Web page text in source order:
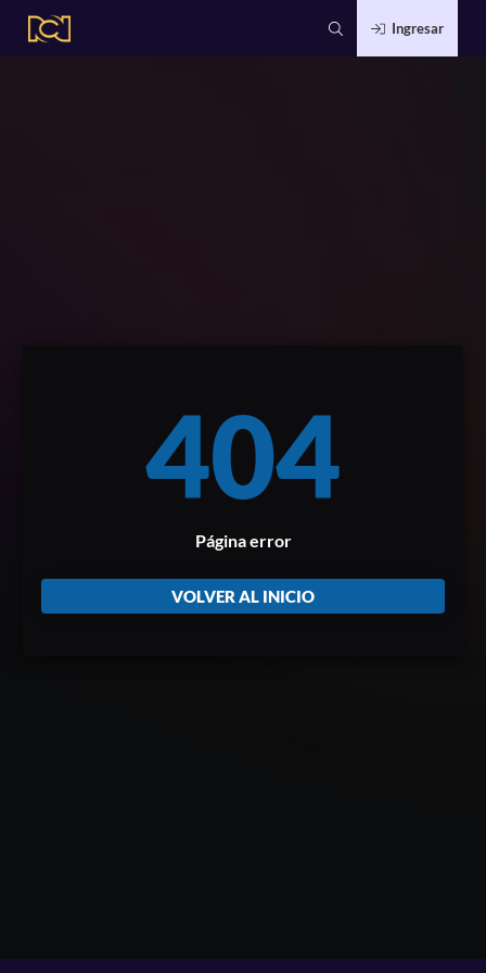
Ingresar
404
Página error
VOLVER AL INICIO